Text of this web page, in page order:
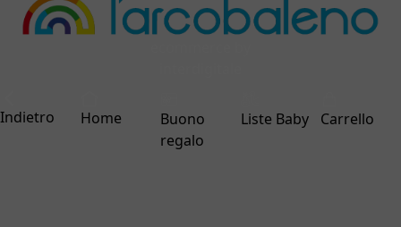
Indietro Home
Buono
regalo
Liste Baby Carrello